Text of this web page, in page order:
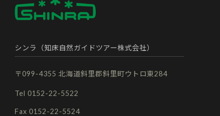
シンラ（知床自然ガイドツアー株式会社）
〒099-4355 北海道斜里郡斜里町ウトロ東284
Tel 0152-22-5522
Fax 0152-22-5524